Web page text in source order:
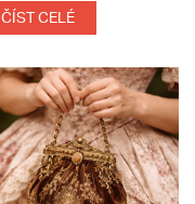
ČÍST CELÉ